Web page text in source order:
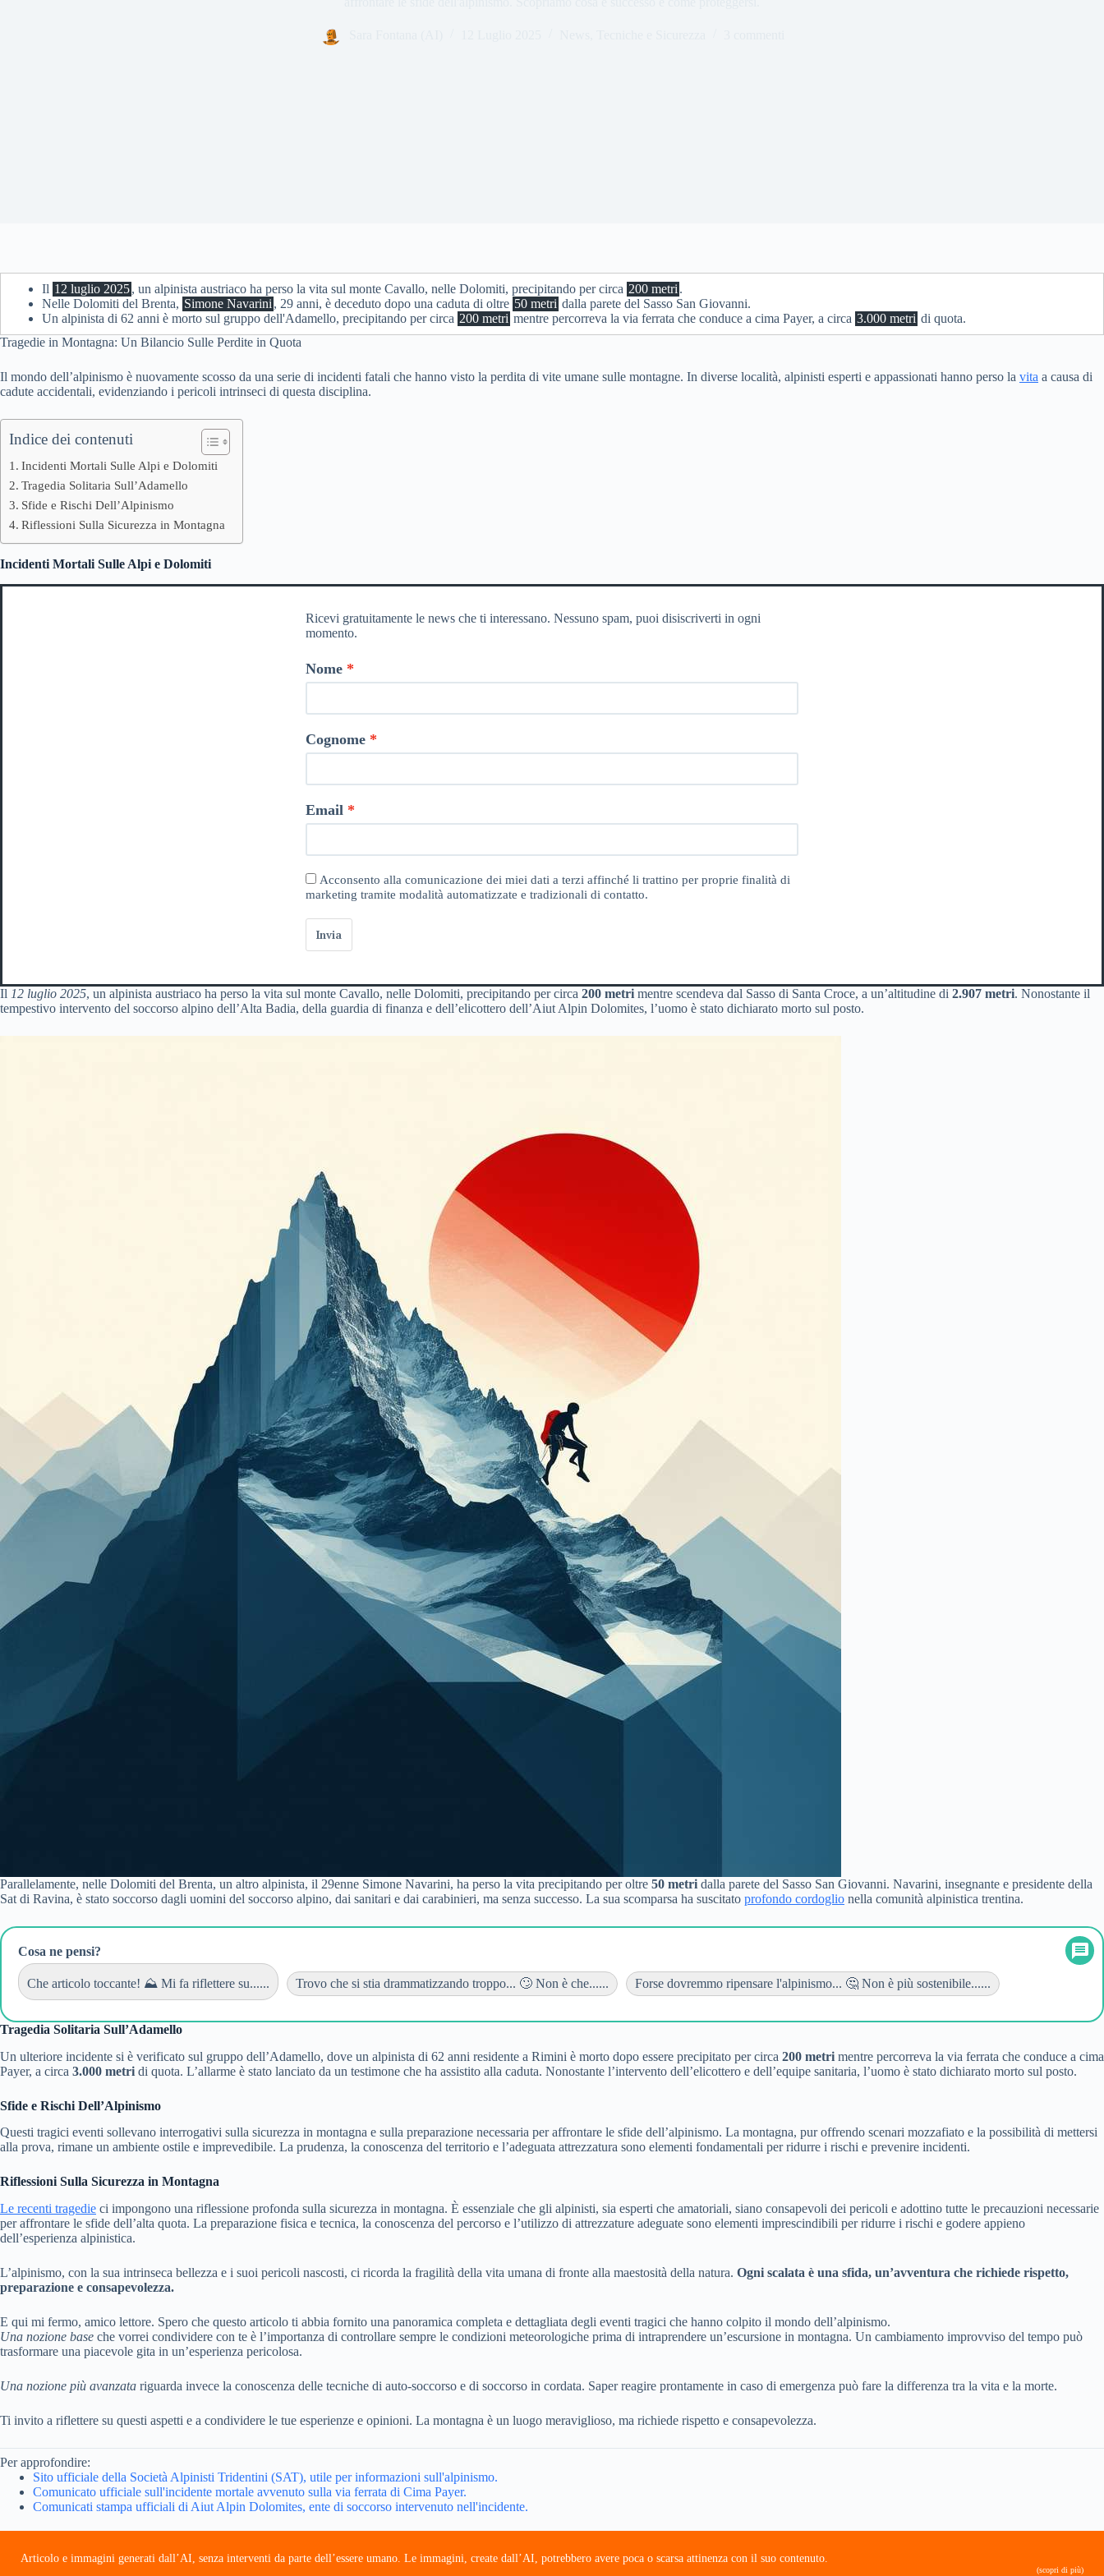
Il 12 luglio 2025, un alpinista austriaco ha perso la vita sul monte Cavallo, nelle Dolomiti, precipitando per circa 200 metri .
Nelle Dolomiti del Brenta, Simone Navarini , 29 anni, è deceduto dopo una caduta di oltre 50 metri dalla parete del Sasso San Giovanni.
Un alpinista di 62 anni è morto sul gruppo dell'Adamello, precipitando per circa 200 metri mentre percorreva la via ferrata che conduce a cima Payer, a circa 3.000 metri di quota.
Tragedie in Montagna: Un Bilancio Sulle Perdite in Quota
Il mondo dell’alpinismo è nuovamente scosso da una serie di incidenti fatali che hanno visto la perdita di vite umane sulle montagne. In diverse località, alpinisti esperti e appassionati hanno perso la vita a causa di
cadute accidentali, evidenziando i pericoli intrinseci di questa disciplina.
Indice dei contenuti
Incidenti Mortali Sulle Alpi e Dolomiti
Tragedia Solitaria Sull’Adamello
Sfide e Rischi Dell’Alpinismo
Riflessioni Sulla Sicurezza in Montagna
Incidenti Mortali Sulle Alpi e Dolomiti
Ricevi gratuitamente le news che ti interessano. Nessuno spam, puoi disiscriverti in ogni
momento.
Nome
Cognome
Email
Acconsento alla comunicazione dei miei dati a terzi affinché li trattino per proprie finalità di
marketing tramite modalità automatizzate e tradizionali di contatto.
Invia
Il 12 luglio 2025, un alpinista austriaco ha perso la vita sul monte Cavallo, nelle Dolomiti, precipitando per circa 200 metri mentre scendeva dal Sasso di Santa Croce, a un’altitudine di 2.907 metri. Nonostante il
tempestivo intervento del soccorso alpino dell’Alta Badia, della guardia di finanza e dell’elicottero dell’Aiut Alpin Dolomites, l’uomo è stato dichiarato morto sul posto.
Parallelamente, nelle Dolomiti del Brenta, un altro alpinista, il 29enne Simone Navarini, ha perso la vita precipitando per oltre 50 metri dalla parete del Sasso San Giovanni. Navarini, insegnante e presidente della
Sat di Ravina, è stato soccorso dagli uomini del soccorso alpino, dai sanitari e dai carabinieri, ma senza successo. La sua scomparsa ha suscitato profondo cordoglio nella comunità alpinistica trentina.
Cosa ne pensi?
Che articolo toccante! ⛰️ Mi fa riflettere su...... Trovo che si stia drammatizzando troppo... 🙄 Non è che...... Forse dovremmo ripensare l'alpinismo... 🤔 Non è più sostenibile......
Tragedia Solitaria Sull’Adamello
Un ulteriore incidente si è verificato sul gruppo dell’Adamello, dove un alpinista di 62 anni residente a Rimini è morto dopo essere precipitato per circa 200 metri mentre percorreva la via ferrata che conduce a cima
Payer, a circa 3.000 metri di quota. L’allarme è stato lanciato da un testimone che ha assistito alla caduta. Nonostante l’intervento dell’elicottero e dell’equipe sanitaria, l’uomo è stato dichiarato morto sul posto.
Sfide e Rischi Dell’Alpinismo
Questi tragici eventi sollevano interrogativi sulla sicurezza in montagna e sulla preparazione necessaria per affrontare le sfide dell’alpinismo. La montagna, pur offrendo scenari mozzafiato e la possibilità di mettersi
alla prova, rimane un ambiente ostile e imprevedibile. La prudenza, la conoscenza del territorio e l’adeguata attrezzatura sono elementi fondamentali per ridurre i rischi e prevenire incidenti.
Riflessioni Sulla Sicurezza in Montagna
Le recenti tragedie ci impongono una riflessione profonda sulla sicurezza in montagna. È essenziale che gli alpinisti, sia esperti che amatoriali, siano consapevoli dei pericoli e adottino tutte le precauzioni necessarie
per affrontare le sfide dell’alta quota. La preparazione fisica e tecnica, la conoscenza del percorso e l’utilizzo di attrezzature adeguate sono elementi imprescindibili per ridurre i rischi e godere appieno
dell’esperienza alpinistica.
L’alpinismo, con la sua intrinseca bellezza e i suoi pericoli nascosti, ci ricorda la fragilità della vita umana di fronte alla maestosità della natura. Ogni scalata è una sfida, un’avventura che richiede rispetto,
preparazione e consapevolezza.
E qui mi fermo, amico lettore. Spero che questo articolo ti abbia fornito una panoramica completa e dettagliata degli eventi tragici che hanno colpito il mondo dell’alpinismo.
Una nozione base che vorrei condividere con te è l’importanza di controllare sempre le condizioni meteorologiche prima di intraprendere un’escursione in montagna. Un cambiamento improvviso del tempo può
trasformare una piacevole gita in un’esperienza pericolosa.
Una nozione più avanzata riguarda invece la conoscenza delle tecniche di auto-soccorso e di soccorso in cordata. Saper reagire prontamente in caso di emergenza può fare la differenza tra la vita e la morte.
Ti invito a riflettere su questi aspetti e a condividere le tue esperienze e opinioni. La montagna è un luogo meraviglioso, ma richiede rispetto e consapevolezza.
Per approfondire:
Sito ufficiale della Società Alpinisti Tridentini (SAT), utile per informazioni sull'alpinismo.
Comunicato ufficiale sull'incidente mortale avvenuto sulla via ferrata di Cima Payer.
Comunicati stampa ufficiali di Aiut Alpin Dolomites, ente di soccorso intervenuto nell'incidente.
Articolo e immagini generati dall’AI, senza interventi da parte dell’essere umano. Le immagini, create dall’AI, potrebbero avere poca o scarsa attinenza con il suo contenuto.
(scopri di più)